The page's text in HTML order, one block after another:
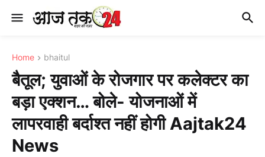
Home bhaitul
बैतूल; युवाओं के रोजगार पर कलेक्टर का
बड़ा एक्शन… बोले- योजनाओं में
लापरवाही बर्दाश्त नहीं होगी Aajtak24
News